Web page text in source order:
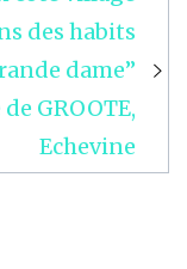
des habits
dame”
GROOTE,
Echevine